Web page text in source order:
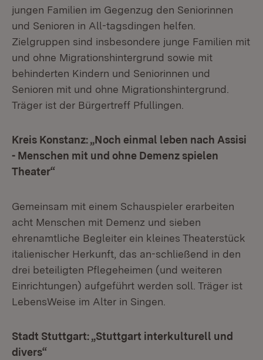
jungen Familien im Gegenzug den Seniorinnen
und Senioren in All-tagsdingen helfen.
Zielgruppen sind insbesondere junge Familien mit
und ohne Migrationshintergrund sowie mit
behinderten Kindern und Seniorinnen und
Senioren mit und ohne Migrationshintergrund.
Träger ist der Bürgertreff Pfullingen.
Kreis Konstanz: „Noch einmal leben nach Assisi
- Menschen mit und ohne Demenz spielen
Theater“
Gemeinsam mit einem Schauspieler erarbeiten
acht Menschen mit Demenz und sieben
ehrenamtliche Begleiter ein kleines Theaterstück
italienischer Herkunft, das an-schließend in den
drei beteiligten Pflegeheimen (und weiteren
Einrichtungen) aufgeführt werden soll. Träger ist
LebensWeise im Alter in Singen.
Stadt Stuttgart: „Stuttgart interkulturell und
divers“